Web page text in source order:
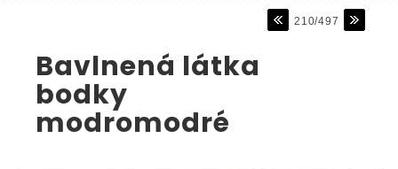
210/497
Bavlnená látka
bodky
modromodré